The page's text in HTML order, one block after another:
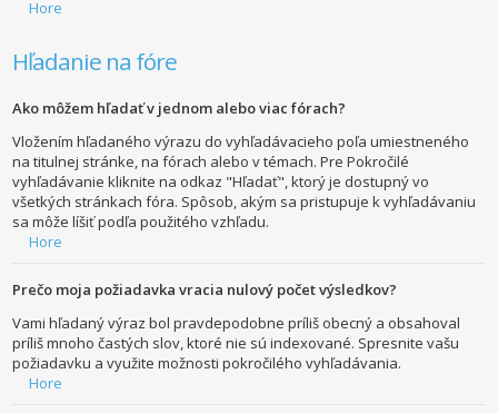
Hore
Hľadanie na fóre
Ako môžem hľadať v jednom alebo viac fórach?
Vložením hľadaného výrazu do vyhľadávacieho poľa umiestneného
na titulnej stránke, na fórach alebo v témach. Pre Pokročilé
vyhľadávanie kliknite na odkaz "Hľadať", ktorý je dostupný vo
všetkých stránkach fóra. Spôsob, akým sa pristupuje k vyhľadávaniu
sa môže líšiť podľa použitého vzhľadu.
Hore
Prečo moja požiadavka vracia nulový počet výsledkov?
Vami hľadaný výraz bol pravdepodobne príliš obecný a obsahoval
príliš mnoho častých slov, ktoré nie sú indexované. Spresnite vašu
požiadavku a využite možnosti pokročilého vyhľadávania.
Hore